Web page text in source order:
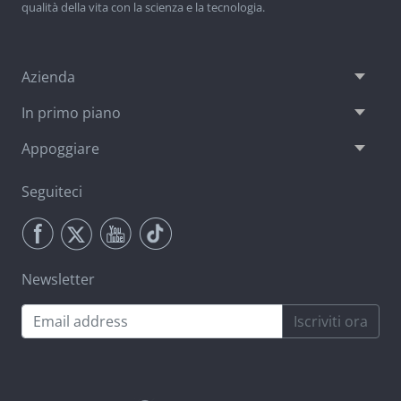
qualità della vita con la scienza e la tecnologia.
Azienda
In primo piano
Appoggiare
Seguiteci
Newsletter
Iscriviti ora